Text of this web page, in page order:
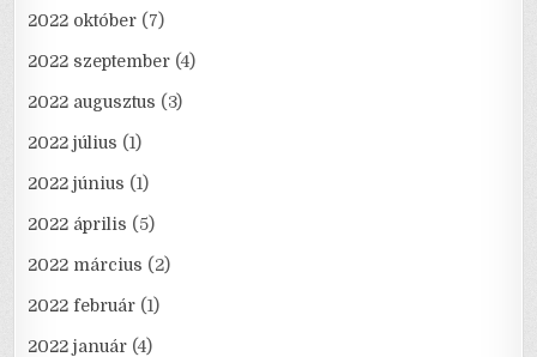
2022 október (7)
2022 szeptember (4)
2022 augusztus (3)
2022 július (1)
2022 június (1)
2022 április (5)
2022 március (2)
2022 február (1)
2022 január (4)